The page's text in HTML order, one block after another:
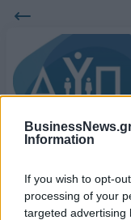
Information
If you wish to opt-
processing of your
targeted advertising
ΔΥΠΑ: Έως 3/10 οι
27/09/2022 - 11:44